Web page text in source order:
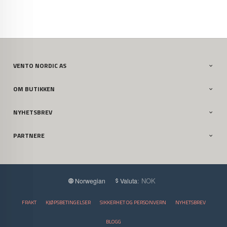
VENTO NORDIC AS
OM BUTIKKEN
NYHETSBREV
PARTNERE
Norwegian Valuta: NOK
FRAKT KJØPSBETINGELSER SIKKERHET OG PERSONVERN NYHETSBREV
BLOGG